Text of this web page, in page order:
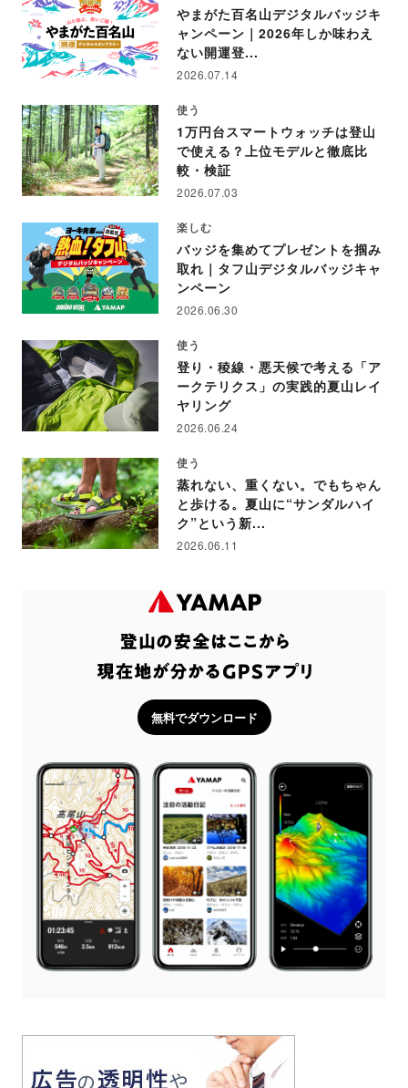
やまがた百名山デジタルバッジキ
ャンペーン｜2026年しか味わえ
ない開運登...
2026.07.14
使う
1万円台スマートウォッチは登山
で使える？上位モデルと徹底比
較・検証
2026.07.03
楽しむ
バッジを集めてプレゼントを掴み
取れ｜タフ山デジタルバッジキャ
ンペーン
2026.06.30
使う
登り・稜線・悪天候で考える「ア
ークテリクス」の実践的夏山レイ
ヤリング
2026.06.24
使う
蒸れない、重くない。でもちゃん
と歩ける。夏山に“サンダルハイ
ク”という新...
2026.06.11
無料でダウンロード